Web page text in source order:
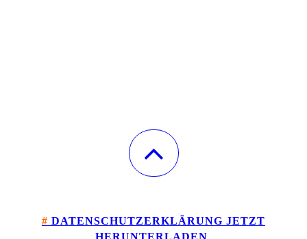
# DATENSCHUTZERKLÄRUNG JETZT